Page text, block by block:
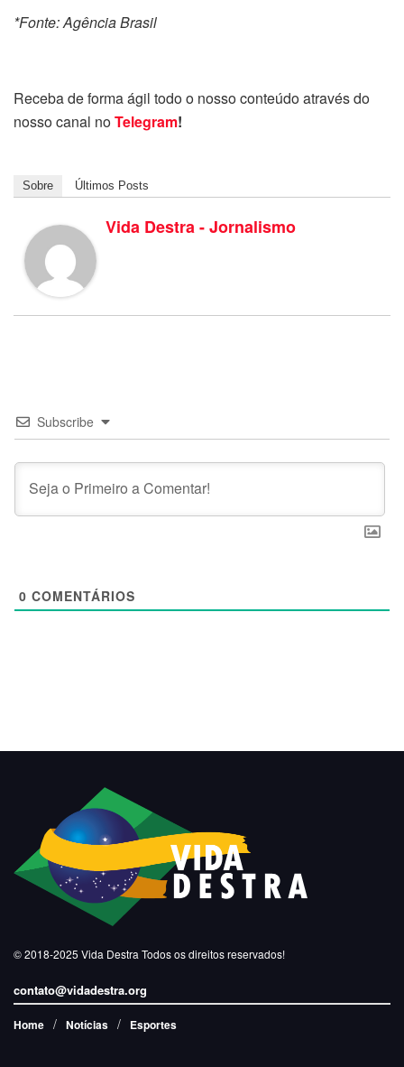
*Fonte: Agência Brasil
Receba de forma ágil todo o nosso conteúdo através do
nosso canal noTelegram!
Sobre Últimos Posts
Vida Destra - Jornalismo
Subscribe
0 COMENTÁRIOS
© 2018-2025 Vida Destra Todos os direitos reservados!
contato@vidadestra.org
Home Notícias Esportes